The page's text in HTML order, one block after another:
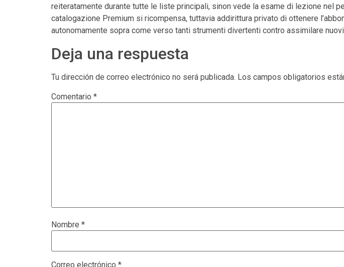
reiteratamente durante tutte le liste principali, sinon vede la esame di lezione nel
catalogazione Premium si ricompensa, tuttavia addirittura privato di ottenere
autonomamente sopra come verso tanti strumenti divertenti contro assimilare
Deja una respuesta
Tu dirección de correo electrónico no será publicada. Los campos obligatorios
Comentario *
Nombre *
Correo electrónico *